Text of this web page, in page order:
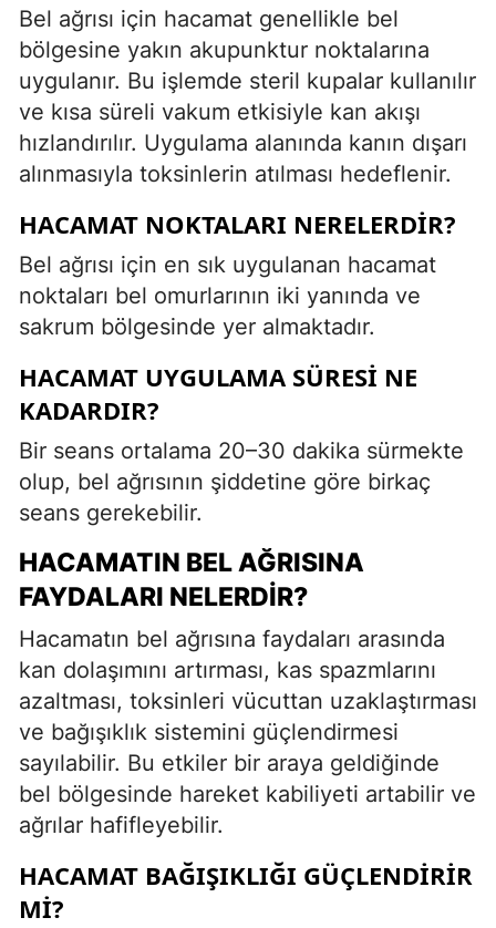
Bel ağrısı için hacamat genellikle bel
bölgesine yakın akupunktur noktalarına
uygulanır. Bu işlemde steril kupalar kullanılır
ve kısa süreli vakum etkisiyle kan akışı
hızlandırılır. Uygulama alanında kanın dışarı
alınmasıyla toksinlerin atılması hedeflenir.
HACAMAT NOKTALARI NERELERDIR?
Bel ağrısı için en sık uygulanan hacamat
noktaları bel omurlarının iki yanında ve
sakrum bölgesinde yer almaktadır.
HACAMAT UYGULAMA SÜRESI NE
KADARDIR?
Bir seans ortalama 20–30 dakika sürmekte
olup, bel ağrısının şiddetine göre birkaç
seans gerekebilir.
HACAMATIN BEL AĞRISINA
FAYDALARI NELERDIR?
Hacamatın bel ağrısına faydaları arasında
kan dolaşımını artırması, kas spazmlarını
azaltması, toksinleri vücuttan uzaklaştırması
ve bağışıklık sistemini güçlendirmesi
sayılabilir. Bu etkiler bir araya geldiğinde
bel bölgesinde hareket kabiliyeti artabilir ve
ağrılar hafifleyebilir.
HACAMAT BAĞIŞIKLIĞI GÜÇLENDIRIR
MI?